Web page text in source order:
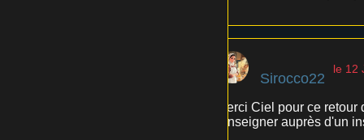
Sirocco22
le 12
Merci Ciel pour ce
renseigner auprès d'un